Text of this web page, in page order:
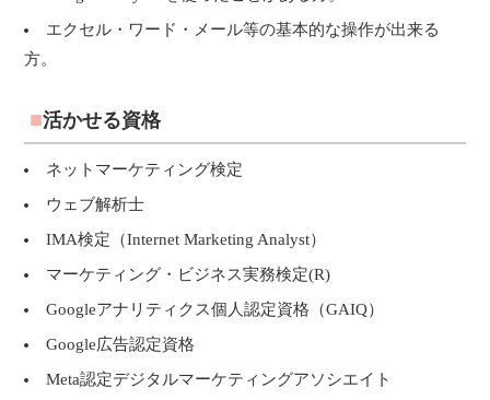
エクセル・ワード・メール等の基本的な操作が出来る
方。
活かせる資格
ネットマーケティング検定
ウェブ解析士
IMA検定（Internet Marketing Analyst）
マーケティング・ビジネス実務検定(R)
Googleアナリティクス個人認定資格（GAIQ）
Google広告認定資格
Meta認定デジタルマーケティングアソシエイト